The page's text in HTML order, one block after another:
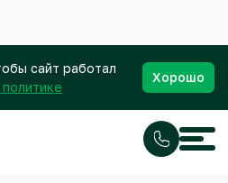
сайт работал
Хорошо